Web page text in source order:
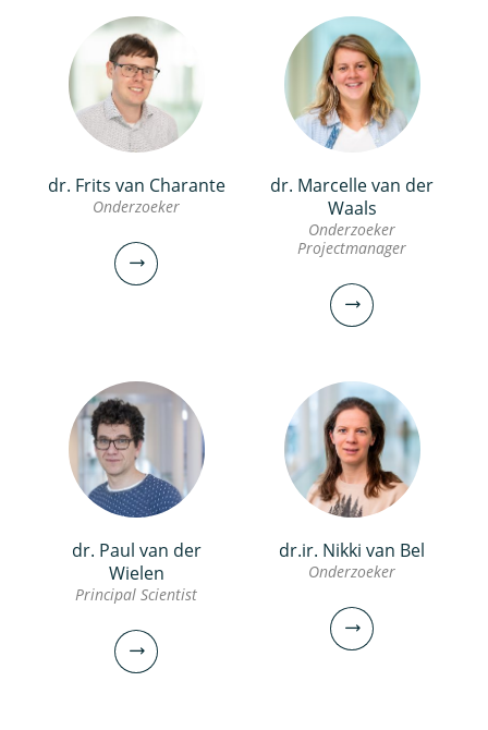
dr. Frits van Charante
Onderzoeker
Onderzoeker
dr. Marcelle van der
Waals
Onderzoeker
Projectmanager
dr. Marcelle van der Waals
Onderzoeker
Projectmanager
dr. Paul van der
Wielen
Principal Scientist
dr.ir. Nikki van Bel
Onderzoeker